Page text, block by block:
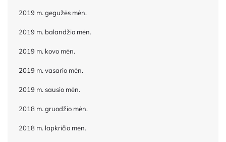
2019 m. gegužės mėn.
2019 m. balandžio mėn.
2019 m. kovo mėn.
2019 m. vasario mėn.
2019 m. sausio mėn.
2018 m. gruodžio mėn.
2018 m. lapkričio mėn.